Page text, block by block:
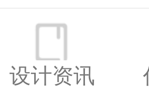
之窗文
地址：深圳龙
术设计
设计资讯